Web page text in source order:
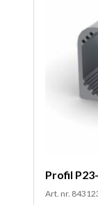
Profil
Art. nr.